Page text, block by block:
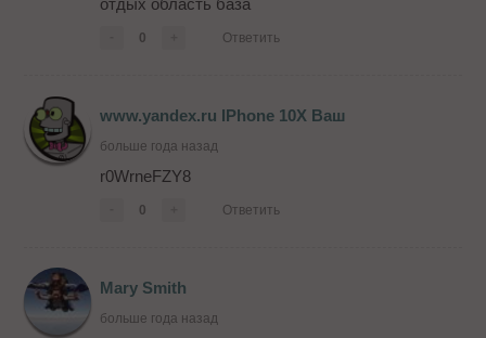
отдых область база
0 Ответить
www.yandex.ru IPhone 10X Ваш
больше года назад
r0WrneFZY8
0 Ответить
Mary Smith
больше года назад